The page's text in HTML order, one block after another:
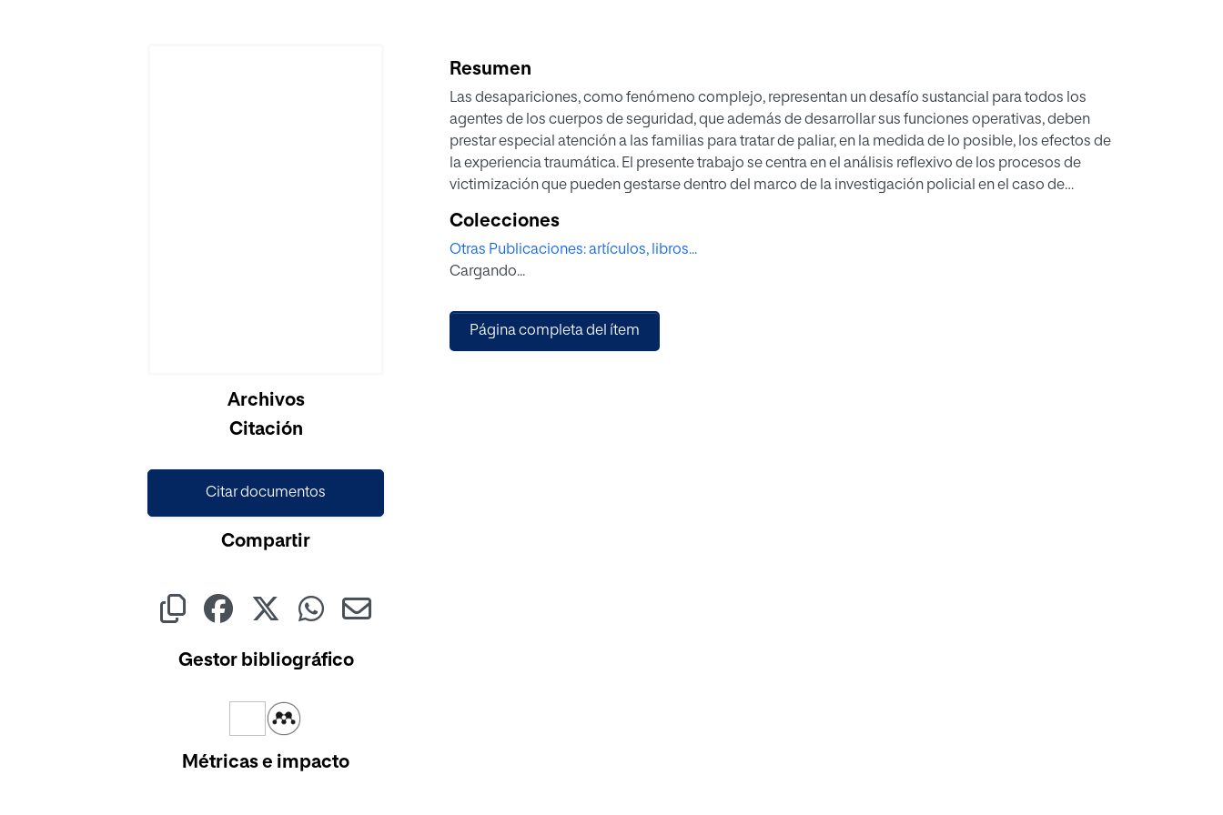
Cargando...Archivos
Citación
Citar documentos
Compartir
Gestor bibliográfico
Métricas e impacto
Resumen
Las desapariciones, como fenómeno complejo, representan un desafío sustancial para todos los
agentes de los cuerpos de seguridad, que además de desarrollar sus funciones operativas, deben
prestar especial atención a las familias para tratar de paliar, en la medida de lo posible, los efectos de
la experiencia traumática. El presente trabajo se centra en el análisis reflexivo de los procesos de
victimización que pueden gestarse dentro del marco de la investigación policial en el caso de
familias afectadas por la desaparición de un ser querido, y a algunos representantes de las entidades
sociales que trabajan con esta problemática, incluyendo la visión de un especialista policial en la
materia. Los resultados muestran un conjunto de variables derivadas de todo el proceso policial, que
Colecciones
Otras Publicaciones: artículos, libros...
Cargando...
Página completa del ítem